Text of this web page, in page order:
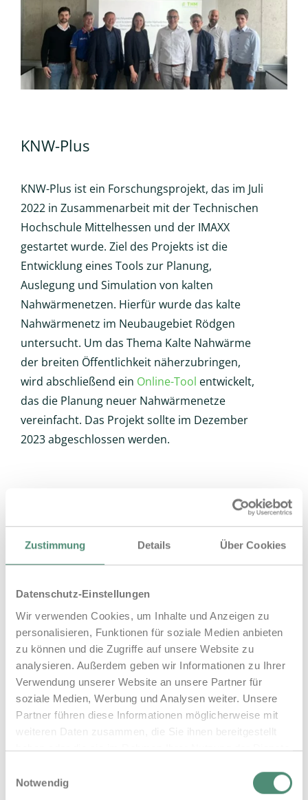
Zustimmung Details Über Cookies
Datenschutz-Einstellungen
Wir verwenden Cookies, um Inhalte und Anzeigen zu
personalisieren, Funktionen für soziale Medien anbieten
zu können und die Zugriffe auf unsere Website zu
analysieren. Außerdem geben wir Informationen zu Ihrer
Verwendung unserer Website an unsere Partner für
soziale Medien, Werbung und Analysen weiter. Unsere
Partner führen diese Informationen möglicherweise mit
weiteren Daten zusammen, die Sie ihnen bereitgestellt
haben oder die sie im Rahmen Ihrer Nutzung der Dienste
Datenschutz
Notwendig
KNW-Plus
KNW-Plus ist ein Forschungsprojekt, das im Juli
2022 in Zusammenarbeit mit der Technischen
Hochschule Mittelhessen und der IMAXX
gestartet wurde. Ziel des Projekts ist die
Entwicklung eines Tools zur Planung,
Auslegung und Simulation von kalten
Nahwärmenetzen. Hierfür wurde das kalte
Nahwärmenetz im Neubaugebiet Rödgen
untersucht. Um das Thema Kalte Nahwärme
der breiten Öffentlichkeit näherzubringen,
wird abschließend ein Online-Tool entwickelt,
das die Planung neuer Nahwärmenetze
vereinfacht. Das Projekt sollte im Dezember
2023 abgeschlossen werden.